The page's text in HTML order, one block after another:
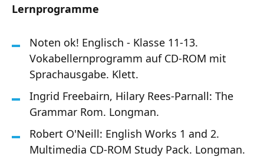
Lernprogramme
Noten ok! Englisch - Klasse 11-13.
Vokabellernprogramm auf CD-ROM mit
Sprachausgabe. Klett.
Ingrid Freebairn, Hilary Rees-Parnall: The
Grammar Rom. Longman.
Robert O'Neill: English Works 1 and 2.
Multimedia CD-ROM Study Pack. Longman.